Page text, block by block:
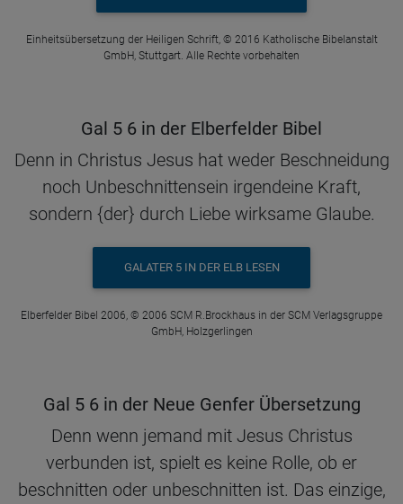
Einheitsübersetzung der Heiligen Schrift, © 2016 Katholische Bibelanstalt
GmbH, Stuttgart. Alle Rechte vorbehalten
Gal 5 6 in der Elberfelder Bibel
Denn in Christus Jesus hat weder Beschneidung
noch Unbeschnittensein irgendeine Kraft,
sondern {der} durch Liebe wirksame Glaube.
GALATER 5 IN DER ELB LESEN
Elberfelder Bibel 2006, © 2006 SCM R.Brockhaus in der SCM Verlagsgruppe
GmbH, Holzgerlingen
Gal 5 6 in der Neue Genfer Übersetzung
Denn wenn jemand mit Jesus Christus
verbunden ist, spielt es keine Rolle, ob er
beschnitten oder unbeschnitten ist. Das einzige,